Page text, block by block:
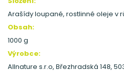
Arašídy loupané, rostlinné oleje v
Obsah:
1000 g
Výrobce:
Allnature s.r.o, Březhradská 148,